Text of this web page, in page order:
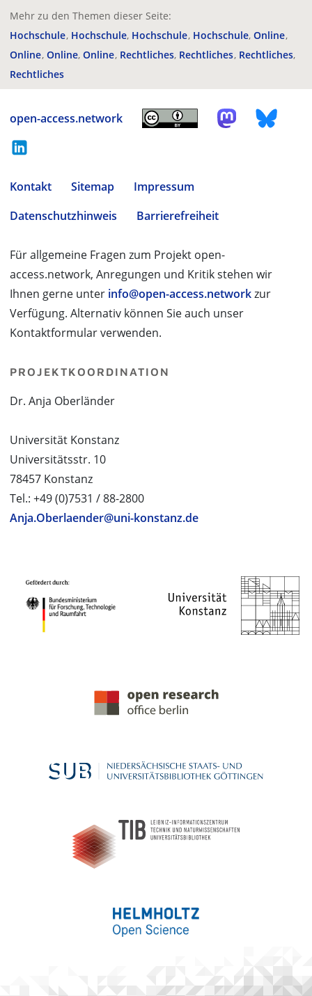
Mehr zu den Themen dieser Seite:
Hochschule Hochschule Hochschule Hochschule Online
Online Online Online Rechtliches Rechtliches Rechtliches
Rechtliches
open-access.network
Kontakt Sitemap
Impressum
Datenschutzhinweis
Barrierefreiheit
Für allgemeine Fragen zum Projekt open-
access.network, Anregungen und Kritik stehen wir
Ihnen gerne unter info@open-access.networkzur
Verfügung. Alternativ können Sie auch unser
Kontaktformular verwenden.
PROJEKTKOORDINATION
Dr. Anja Oberländer
Universität Konstanz
Universitätsstr. 10
78457 Konstanz
Tel.: +49 (0)7531 / 88-2800
Anja.Oberlaender@uni-konstanz.de